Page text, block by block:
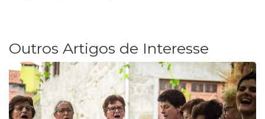
Outros Artigos de Interesse